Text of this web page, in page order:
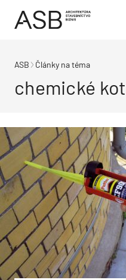
ASB Články na téma
chemické